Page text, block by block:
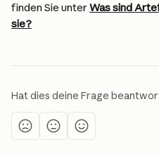
finden Sie unter Was sind
sie?
Hat dies deine Frage